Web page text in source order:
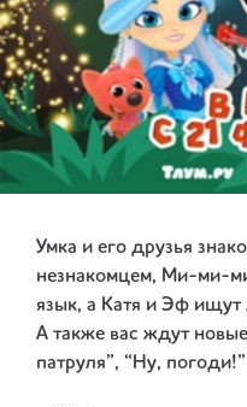
Умка и его друзья
незнакомцем, Ми-ми-
язык, а Катя и Эф ищут
А также вас ждут
патруля”, “Ну,